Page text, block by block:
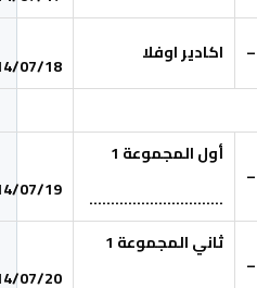
– اكادير اوفلا 07/18
–
أول المجموعة 1
………………………….
07/19
–
ثاني المجموعة 1
07/20